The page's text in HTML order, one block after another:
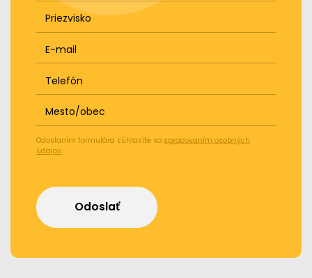
Priezvisko
E-mail
Telefón
Mesto/obec
Odoslaním formulára súhlasíte so spracovaním osobných
údajov.
Odoslať